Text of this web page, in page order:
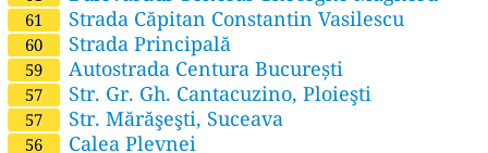
61 Strada Căpitan Constantin Vasilescu
60 Strada Principală
59 Autostrada Centura București
57 Str. Gr. Gh. Cantacuzino, Ploieşti
57 Str. Mărăşeşti, Suceava
56 Calea Plevnei